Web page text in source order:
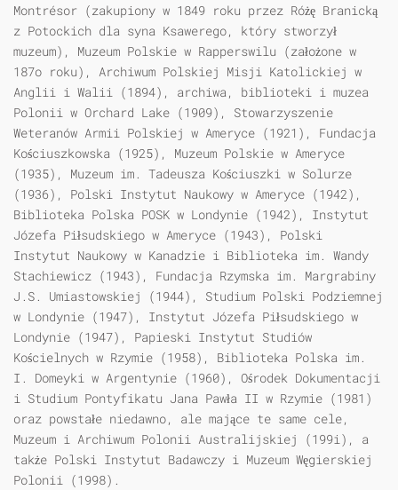
Montrésor (zakupiony w 1849 roku przez Różę Branicką
z Potockich dla syna Ksawerego, który stworzył
muzeum), Muzeum Polskie w Rapperswilu (założone w
187o roku), Archiwum Polskiej Misji Katolickiej w
Anglii i Walii (1894), archiwa, biblioteki i muzea
Polonii w Orchard Lake (1909), Stowarzyszenie
Weteranów Armii Polskiej w Ameryce (1921), Fundacja
Kościuszkowska (1925), Muzeum Polskie w Ameryce
(1935), Muzeum im. Tadeusza Kościuszki w Solurze
(1936), Polski Instytut Naukowy w Ameryce (1942),
Biblioteka Polska POSK w Londynie (1942), Instytut
Józefa Piłsudskiego w Ameryce (1943), Polski
Instytut Naukowy w Kanadzie i Biblioteka im. Wandy
Stachiewicz (1943), Fundacja Rzymska im. Margrabiny
J.S. Umiastowskiej (1944), Studium Polski Podziemnej
w Londynie (1947), Instytut Józefa Piłsudskiego w
Londynie (1947), Papieski Instytut Studiów
Kościelnych w Rzymie (1958), Biblioteka Polska im.
I. Domeyki w Argentynie (1960), Ośrodek Dokumentacji
i Studium Pontyfikatu Jana Pawła II w Rzymie (1981)
oraz powstałe niedawno, ale mające te same cele,
Muzeum i Archiwum Polonii Australijskiej (199i), a
także Polski Instytut Badawczy i Muzeum Węgierskiej
Polonii (1998).